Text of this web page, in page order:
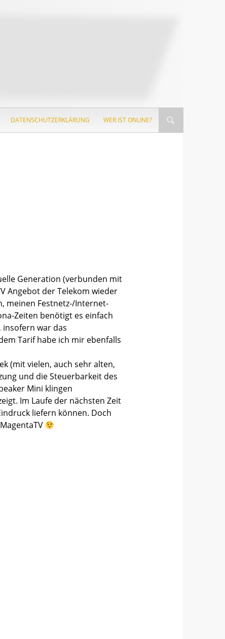
DATENSCHUTZERKLÄRUNG WER IST ONLINE?
Generation (verbunden mit
Angebot der Telekom wieder
meinen Festnetz-/Internet-
Zeiten benötigt es einfach
insofern war das
Tarif habe ich mir ebenfalls
(mit vielen, auch sehr alten,
und die Steuerbarkeit des
Mini klingen
Im Laufe der nächsten Zeit
liefern können. Doch